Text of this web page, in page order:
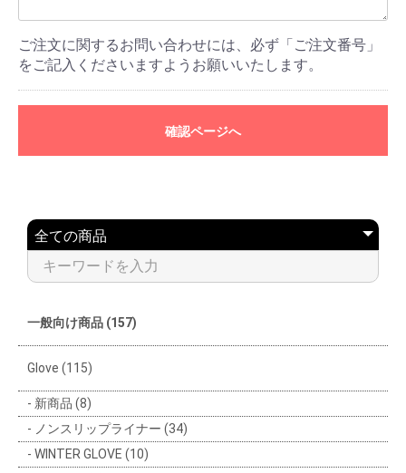
ご注文に関するお問い合わせには、必ず「ご注文番号」
をご記入くださいますようお願いいたします。
確認ページへ
一般向け商品 (157)
Glove (115)
新商品 (8)
ノンスリップライナー (34)
WINTER GLOVE (10)